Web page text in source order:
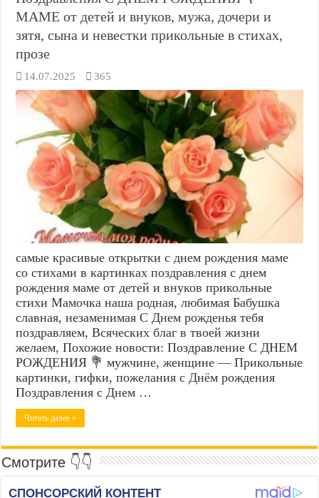
МАМЕ от детей и внуков, мужа, дочери и
зятя, сына и невестки прикольные в стихах,
прозе
14.07.2025 365
самые красивые открытки с днем рождения маме
со стихами в картинках поздравления с днем
рождения маме от детей и внуков прикольные
стихи Мамочка наша родная, любимая Бабушка
славная, незаменимая С Днем рожденья тебя
поздравляем, Всяческих благ в твоей жизни
желаем, Похожие новости: Поздравление С ДНЕМ
РОЖДЕНИЯ 💐 мужчине, женщине — Прикольные
картинки, гифки, пожелания с Днём рождения
Поздравления с Днем …
Читать далее »
Смотрите 👇👇